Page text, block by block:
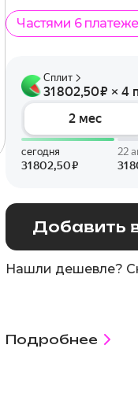
Частями 6
Добавить
Нашли дешевле?
Подробнее